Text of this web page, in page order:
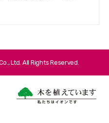
Ltd. All Rights Reserved.